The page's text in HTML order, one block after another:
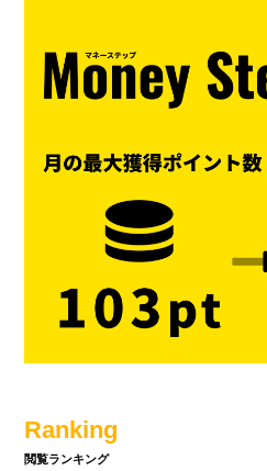
Ranking
閲覧ランキング